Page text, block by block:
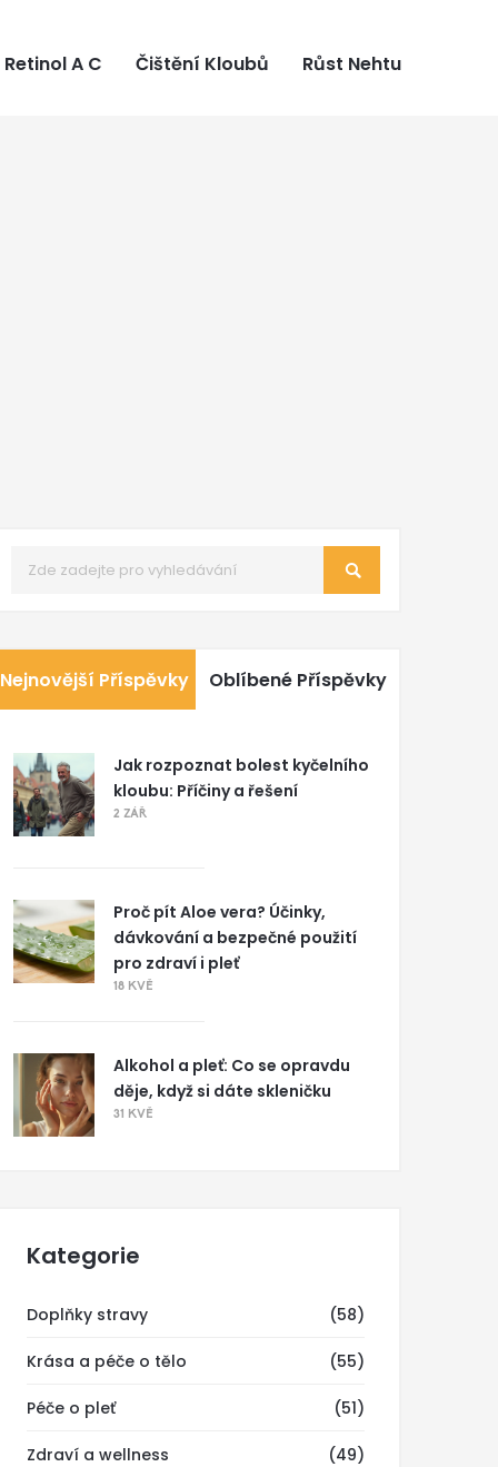
Retinol A C Čištění Kloubů Růst Nehtu
Nejnovější Příspěvky Oblíbené Příspěvky
Jak rozpoznat bolest kyčelního
kloubu: Příčiny a řešení
2 ZÁŘ
Proč pít Aloe vera? Účinky,
dávkování a bezpečné použití
pro zdraví i pleť
18 KVĚ
Alkohol a pleť: Co se opravdu
děje, když si dáte skleničku
31 KVĚ
Kategorie
Doplňky stravy (58)
Krása a péče o tělo (55)
Péče o pleť (51)
Zdraví a wellness (49)